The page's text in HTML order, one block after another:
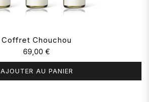
Coffret Chouchou
69,00 €
AJOUTER AU PANIER